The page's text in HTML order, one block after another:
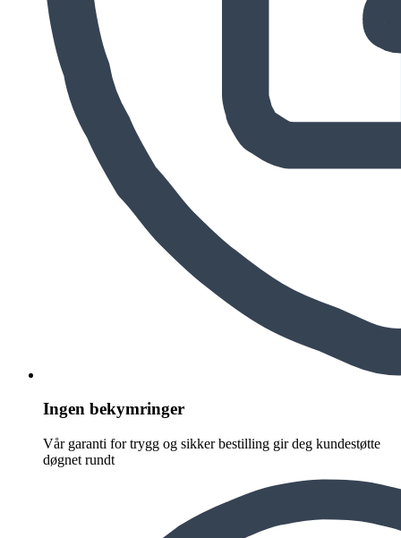
Ingen bekymringer
Vår garanti for trygg og sikker bestilling gir deg kundestøtte
døgnet rundt